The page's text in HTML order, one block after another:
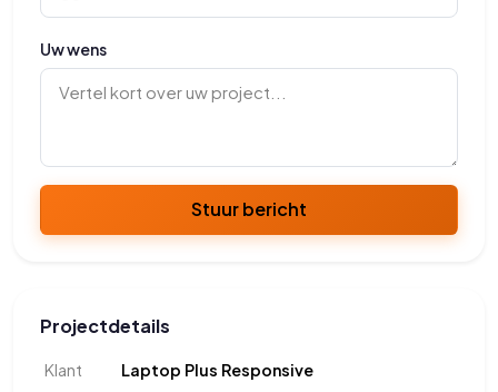
Uw wens
Stuur bericht
Projectdetails
Klant
Laptop Plus Responsive